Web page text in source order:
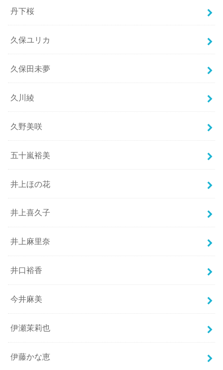
丹下桜
久保ユリカ
久保田未夢
久川綾
久野美咲
五十嵐裕美
井上ほの花
井上喜久子
井上麻里奈
井口裕香
今井麻美
伊瀬茉莉也
伊藤かな恵